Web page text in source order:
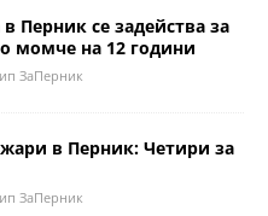
Перник се задейства за
момче на 12 години
ЗаПерник
в Перник: Четири за
ЗаПерник